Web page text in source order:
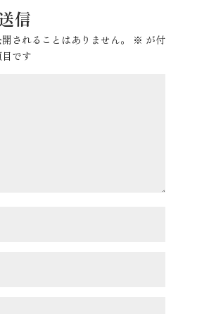
信
されることはありません。 ※ が付
です